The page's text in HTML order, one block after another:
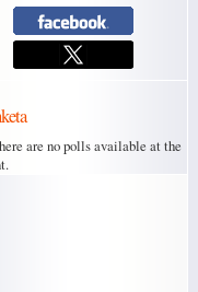
are no polls available at the